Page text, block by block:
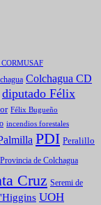
CORMUSAF
Colchagua CD
diputado Félix
Félix Bugueño
incendios forestales
PDI Peralillo
Provincia de Colchagua
Cruz Seremi de
UOH